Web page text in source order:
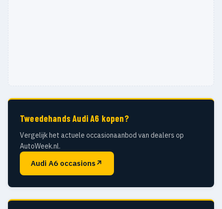
Tweedehands Audi A6 kopen?
Vergelijk het actuele occasionaanbod van dealers op
AutoWeek.nl.
Audi A6 occasions ↗